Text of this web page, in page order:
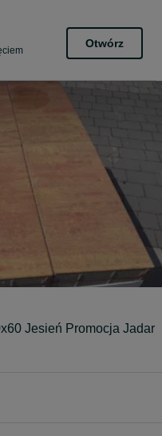
Otwórz
Jesień Promocja Jadar